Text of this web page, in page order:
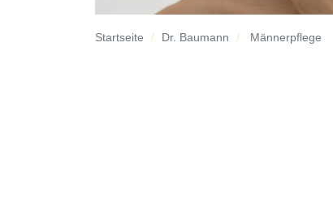
Startseite Dr. Baumann Männerpflege